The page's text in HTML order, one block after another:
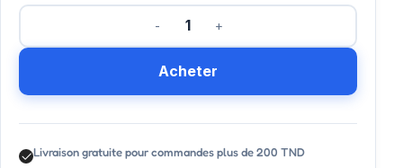
Acheter
Livraison gratuite pour commandes plus de 200 TND